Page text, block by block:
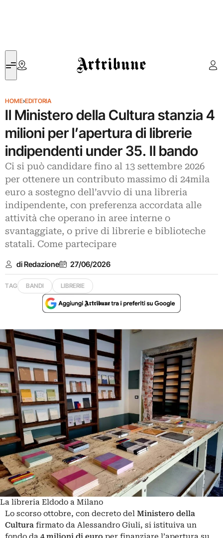
Artribune
HOME›EDITORIA
Il Ministero della Cultura stanzia 4
milioni per l’apertura di librerie
indipendenti under 35. Il bando
Ci si può candidare fino al 13 settembre 2026
per ottenere un contributo massimo di 24mila
euro a sostegno dell’avvio di una libreria
indipendente, con preferenza accordata alle
attività che operano in aree interne o
svantaggiate, o prive di librerie e biblioteche
statali. Come partecipare
di Redazione 27/06/2026
TAG BANDI LIBRERIE
La libreria Eldodo a Milano
Lo scorso ottobre, con decreto del Ministero della
Cultura firmato da Alessandro Giuli, si istituiva un